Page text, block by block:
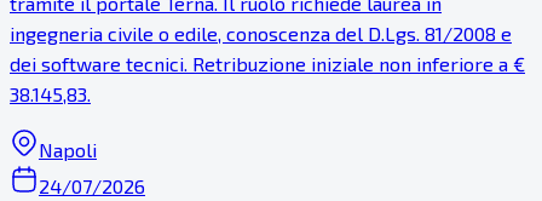
ingegneria civile o edile, conoscenza del D.Lgs. 81/2008 e
dei software tecnici. Retribuzione iniziale non inferiore a €
38.145,83.
Napoli
24/07/2026